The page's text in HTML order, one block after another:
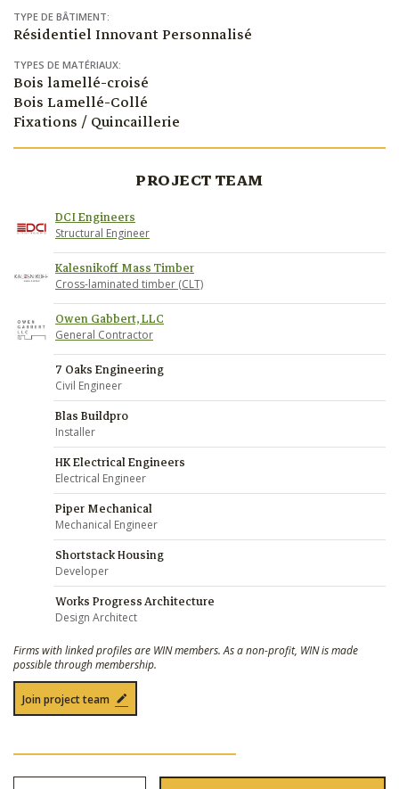
TYPE DE BÂTIMENT:
Résidentiel Innovant Personnalisé
TYPES DE MATÉRIAUX:
Bois lamellé-croisé
Bois Lamellé-Collé
Fixations / Quincaillerie
PROJECT TEAM
DCI Engineers
Structural Engineer
Kalesnikoff Mass Timber
Cross-laminated timber (CLT)
Owen Gabbert, LLC
General Contractor
7 Oaks Engineering
Civil Engineer
Blas Buildpro
Installer
HK Electrical Engineers
Electrical Engineer
Piper Mechanical
Mechanical Engineer
Shortstack Housing
Developer
Works Progress Architecture
Design Architect
Firms with linked profiles are WIN members. As a non-profit, WIN is made
possible through membership.
Join project team